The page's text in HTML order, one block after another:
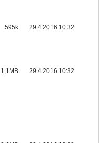
595k 29.4.2016 10:32
1,1MB 29.4.2016 10:32